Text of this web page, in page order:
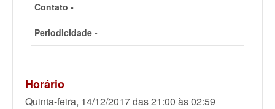
Contato -
Periodicidade -
Horário
Quinta-feira, 14/12/2017 das 21:00 às 02:59